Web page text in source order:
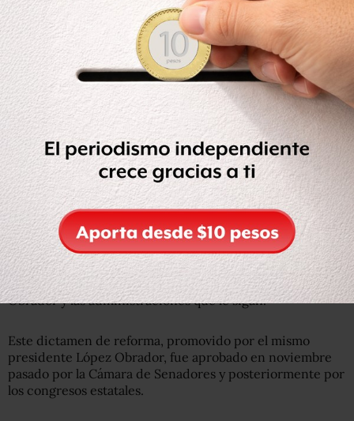
Artículo 111. Para proceder penalmente contra el
Presidente de la República,sólo habrá lugar a acusarlo
ante la Cámara de Senadores en los términos del
artículo 110.En este supuesto, la Cámara de Senadores
resolverá con base en la legislación penal aplicable.
El decreto entrará en vigor desde este sábado por lo que
aplicará para el presidente Andrés Manuel López
Obrador y las administraciones que le sigan.
Este dictamen de reforma, promovido por el mismo
presidente López Obrador, fue aprobado en noviembre
pasado por la Cámara de Senadores y posteriormente por
los congresos estatales.